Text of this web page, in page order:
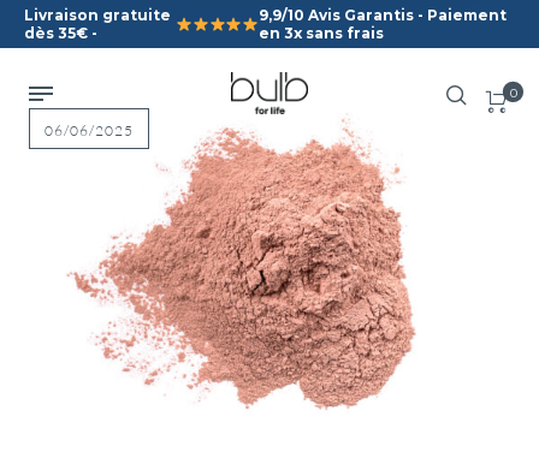
Livraison gratuite
dès 35€ -
9,9/10 Avis Garantis - Paiement
en 3x sans frais
0
06/06/2025